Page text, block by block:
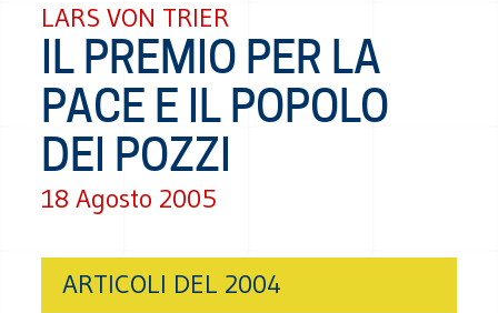
LARS VON TRIER
IL PREMIO PER LA
PACE E IL POPOLO
DEI POZZI
18 Agosto 2005
ARTICOLI DEL 2004